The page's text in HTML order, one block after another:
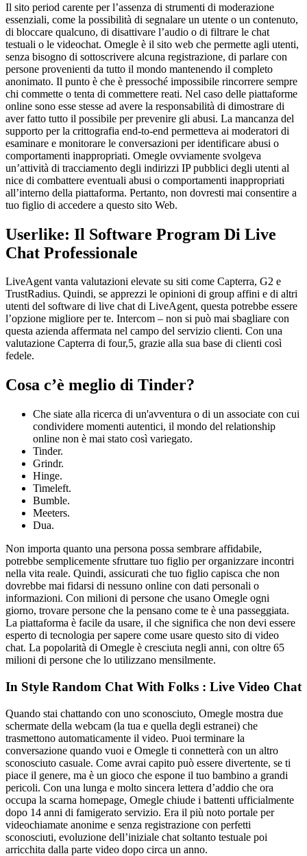
Il sito period carente per l’assenza di strumenti di moderazione
essenziali, come la possibilità di segnalare un utente o un contenuto,
di bloccare qualcuno, di disattivare l’audio o di filtrare le chat
testuali o le videochat. Omegle è il sito web che permette agli utenti,
senza bisogno di sottoscrivere alcuna registrazione, di parlare con
persone provenienti da tutto il mondo mantenendo il completo
anonimato. Il punto è che è pressoché impossibile rincorrere sempre
chi commette o tenta di commettere reati. Nel caso delle piattaforme
online sono esse stesse ad avere la responsabilità di dimostrare di
aver fatto tutto il possibile per prevenire gli abusi. La mancanza del
supporto per la crittografia end-to-end permetteva ai moderatori di
esaminare e monitorare le conversazioni per identificare abusi o
comportamenti inappropriati. Omegle ovviamente svolgeva
un’attività di tracciamento degli indirizzi IP pubblici degli utenti al
nice di combattere eventuali abusi o comportamenti inappropriati
all’interno della piattaforma. Pertanto, non dovresti mai consentire a
tuo figlio di accedere a questo sito Web.
Userlike: Il Software Program Di Live
Chat Professionale
LiveAgent vanta valutazioni elevate su siti come Capterra, G2 e
TrustRadius. Quindi, se apprezzi le opinioni di group affini e di altri
utenti del software di live chat di LiveAgent, questa potrebbe essere
l’opzione migliore per te. Intercom – non si può mai sbagliare con
questa azienda affermata nel campo del servizio clienti. Con una
valutazione Capterra di four,5, grazie alla sua base di clienti così
fedele.
Cosa c’è meglio di Tinder?
Che siate alla ricerca di un'avventura o di un associate con cui
condividere momenti autentici, il mondo del relationship
online non è mai stato così variegato.
Tinder.
Grindr.
Hinge.
Timeleft.
Bumble.
Meeters.
Dua.
Non importa quanto una persona possa sembrare affidabile,
potrebbe semplicemente sfruttare tuo figlio per organizzare incontri
nella vita reale. Quindi, assicurati che tuo figlio capisca che non
dovrebbe mai fidarsi di nessuno online con dati personali o
informazioni. Con milioni di persone che usano Omegle ogni
giorno, trovare persone che la pensano come te è una passeggiata.
La piattaforma è facile da usare, il che significa che non devi essere
esperto di tecnologia per sapere come usare questo sito di video
chat. La popolarità di Omegle è cresciuta negli anni, con oltre 65
milioni di persone che lo utilizzano mensilmente.
In Style Random Chat With Folks : Live Video Chat
Quando stai chattando con uno sconosciuto, Omegle mostra due
schermate della webcam (la tua e quella degli estranei) che
trasmettono automaticamente il video. Puoi terminare la
conversazione quando vuoi e Omegle ti connetterà con un altro
sconosciuto casuale. Come avrai capito può essere divertente, se ti
piace il genere, ma è un gioco che espone il tuo bambino a grandi
pericoli. Con una lunga e molto sincera lettera d’addio che ora
occupa la scarna homepage, Omegle chiude i battenti ufficialmente
dopo 14 anni di famigerato servizio. Era il più noto portale per
videochiamate anonime e senza registrazione con perfetti
sconosciuti, evoluzione dell’iniziale chat soltanto testuale poi
arricchita dalla parte video dopo circa un anno.